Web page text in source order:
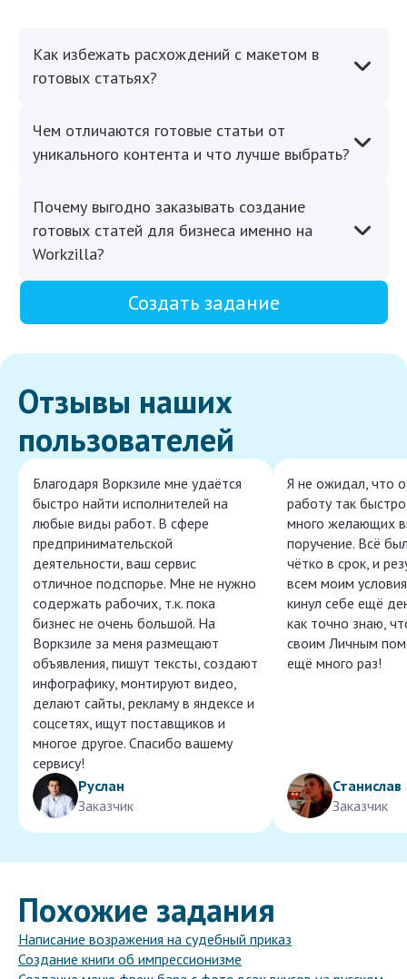
Как избежать расхождений с макетом в
готовых статьях?
Чем отличаются готовые статьи от
уникального контента и что лучше выбрать?
Почему выгодно заказывать создание
готовых статей для бизнеса именно на
Workzilla?
Создать задание
Отзывы наших
пользователей
Благодаря Воркзиле мне удаётся
быстро найти исполнителей на
любые виды работ. В сфере
предпринимательской
деятельности, ваш сервис
отличное подспорье. Мне не нужно
содержать рабочих, т.к. пока
бизнес не очень большой. На
Воркзиле за меня размещают
объявления, пишут тексты, создают
инфографику, монтируют видео,
делают сайты, рекламу в яндексе и
соцсетях, ищут поставщиков и
многое другое. Спасибо вашему
сервису!
Руслан
Заказчик
Я не ожидал, что
работу так
много желающих
поручение. Всё
чётко в срок, и
всем моим
кинул себе ещё
как точно знаю,
своим Личным
ещё много раз!
Станислав
Заказчик
Похожие задания
Написание возражения на судебный приказ
Создание книги об импрессионизме